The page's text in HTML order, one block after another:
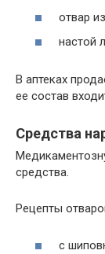
отвар
настой
В аптеках
ее состав
Средства
средства.
Рецепты
с